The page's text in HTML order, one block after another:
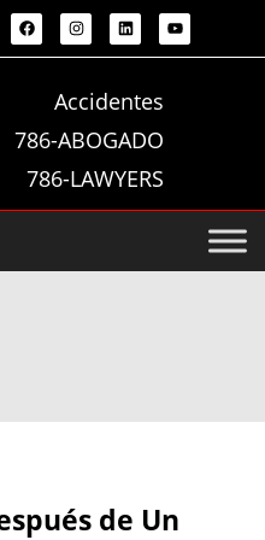
Accidentes
786-ABOGADO
786-LAWYERS
de Un